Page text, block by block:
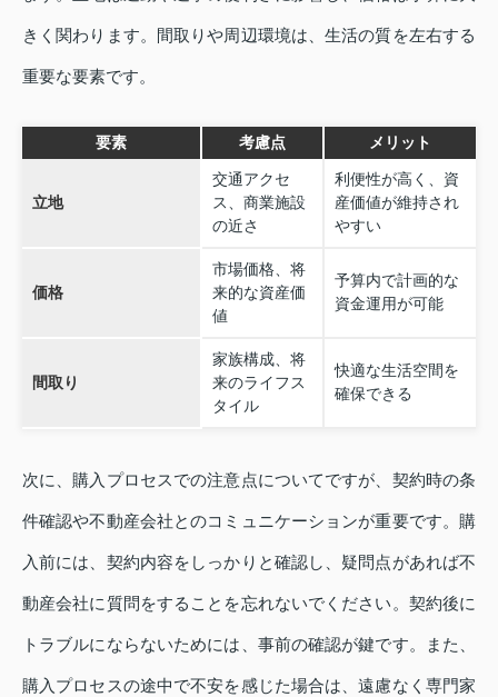
きく関わります。間取りや周辺環境は、生活の質を左右する
重要な要素です。
要素 考慮点 メリット
立地
交通アクセ
ス、商業施設
の近さ
利便性が高く、資
産価値が維持され
やすい
価格
市場価格、将
来的な資産価
値
予算内で計画的な
資金運用が可能
間取り
家族構成、将
来のライフス
タイル
快適な生活空間を
確保できる
次に、購入プロセスでの注意点についてですが、契約時の条
件確認や不動産会社とのコミュニケーションが重要です。購
入前には、契約内容をしっかりと確認し、疑問点があれば不
動産会社に質問をすることを忘れないでください。契約後に
トラブルにならないためには、事前の確認が鍵です。また、
購入プロセスの途中で不安を感じた場合は、遠慮なく専門家